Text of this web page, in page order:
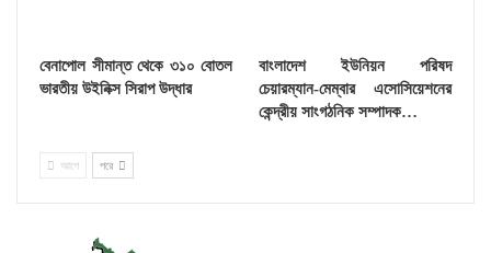
বেনাপোল সীমান্ত থেকে ৩১০ বোতল
ভারতীয় উইনিক্স সিরাপ উদ্ধার
বাংলাদেশ ইউনিয়ন পরিষদ
চেয়ারম্যান-মেম্বার এসোসিয়েশনের
কেন্দ্রীয় সাংগঠনিক সম্পাদক…
আগে পরে